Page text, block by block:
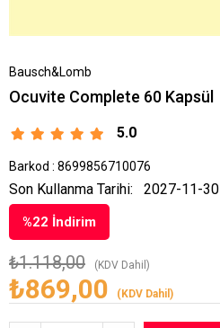
Bausch&Lomb
Ocuvite Complete 60 Kapsül
5.0
Barkod : 8699856710076
%22 İndirim
₺1.118,00 (KDV Dahil)
₺869,00 (KDV Dahil)
Son Kullanma Tarihi: 2027-11-30